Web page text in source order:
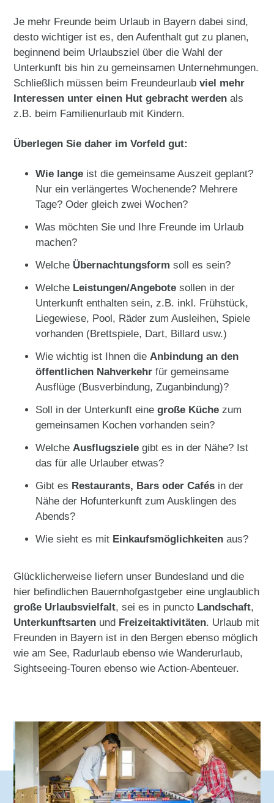
Je mehr Freunde beim Urlaub in Bayern dabei sind,
desto wichtiger ist es, den Aufenthalt gut zu planen,
beginnend beim Urlaubsziel über die Wahl der
Unterkunft bis hin zu gemeinsamen Unternehmungen.
Schließlich müssen beim Freundeurlaubviel mehr
Interessen unter einen Hut gebracht werden als
z.B. beim Familienurlaub mit Kindern.
Überlegen Sie daher im Vorfeld gut:
Wie lange ist die gemeinsame Auszeit geplant?
Nur ein verlängertes Wochenende? Mehrere
Tage? Oder gleich zwei Wochen?
Was möchten Sie und Ihre Freunde im Urlaub
machen?
Welche Übernachtungsform soll es sein?
Welche Leistungen/Angebote sollen in der
Unterkunft enthalten sein, z.B. inkl. Frühstück,
Liegewiese, Pool, Räder zum Ausleihen, Spiele
vorhanden (Brettspiele, Dart, Billard usw.)
Wie wichtig ist Ihnen dieAnbindung an den
öffentlichen Nahverkehr für gemeinsame
Ausflüge (Busverbindung, Zuganbindung)?
Soll in der Unterkunft einegroße Küche zum
gemeinsamen Kochen vorhanden sein?
WelcheAusflugsziele gibt es in der Nähe? Ist
das für alle Urlauber etwas?
Gibt es Restaurants, Bars oder Cafés in der
Nähe der Hofunterkunft zum Ausklingen des
Abends?
Wie sieht es mit Einkaufsmöglichkeiten aus?
Glücklicherweise liefern unser Bundesland und die
hier befindlichen Bauernhofgastgeber eine unglaublich
große Urlaubsvielfalt, sei es in puncto Landschaft,
Unterkunftsarten und Freizeitaktivitäten. Urlaub mit
Freunden in Bayern ist in den Bergen ebenso möglich
wie am See, Radurlaub ebenso wie Wanderurlaub,
Sightseeing-Touren ebenso wie Action-Abenteuer.